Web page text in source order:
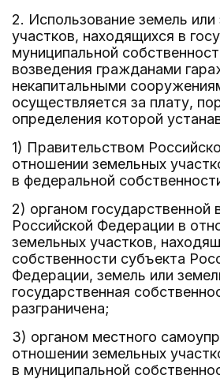
2. Использование земель
участков, находящихся в
муниципальной
возведения гражданами
некапитальными
осуществляется за плату,
определения которой
1) Правительством
отношении земельных
в федеральной
2) органом государственной
Российской Федерации в
земельных участков,
собственности субъекта
Федерации, земель или
государственная
разграничена;
3) органом местного
отношении земельных
в муниципальной